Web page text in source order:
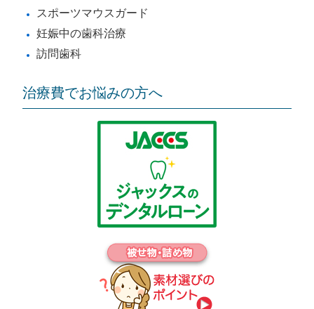
スポーツマウスガード
妊娠中の歯科治療
訪問歯科
治療費でお悩みの方へ